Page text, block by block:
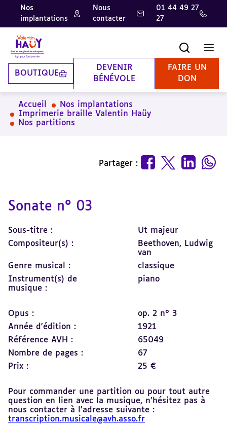
Aller
contenu
principal
Aller
pied
de
page
Aller
la
recherche
Nos
implantations
Nous
contacter
01 44 49 27
27
BOUTIQUE
DEVENIR
BÉNÉVOLE
FAIRE UN
DON
Accueil
Nos implantations
Imprimerie braille Valentin Haüy
Nos partitions
Partager :
Sonate n° 03
Sous-titre :
Ut majeur
Compositeur(s) :
Beethoven, Ludwig
van
Genre musical :
classique
Instrument(s) de
musique :
piano
Opus :
op. 2 n° 3
Année d'édition :
1921
Référence AVH :
65049
Nombre de pages :
67
Prix :
25 €
Pour commander une partition ou pour tout autre
question en lien avec la musique, n’hésitez pas à
nous contacter à l’adresse suivante :
transcription.musicale@avh.asso.fr